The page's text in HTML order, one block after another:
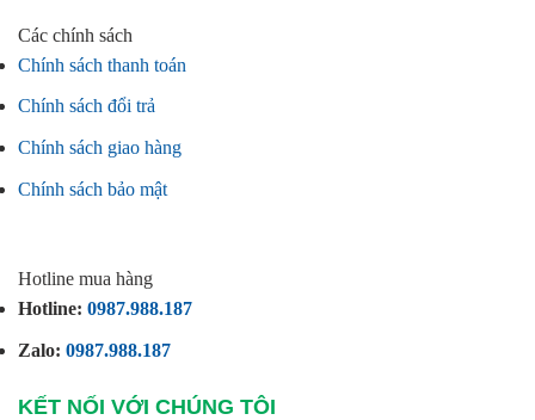
Các chính sách
Chính sách thanh toán
Chính sách đổi trả
Chính sách giao hàng
Chính sách bảo mật
Hotline mua hàng
Hotline: 0987.988.187
Zalo: 0987.988.187
KẾT NỐI VỚI CHÚNG TÔI